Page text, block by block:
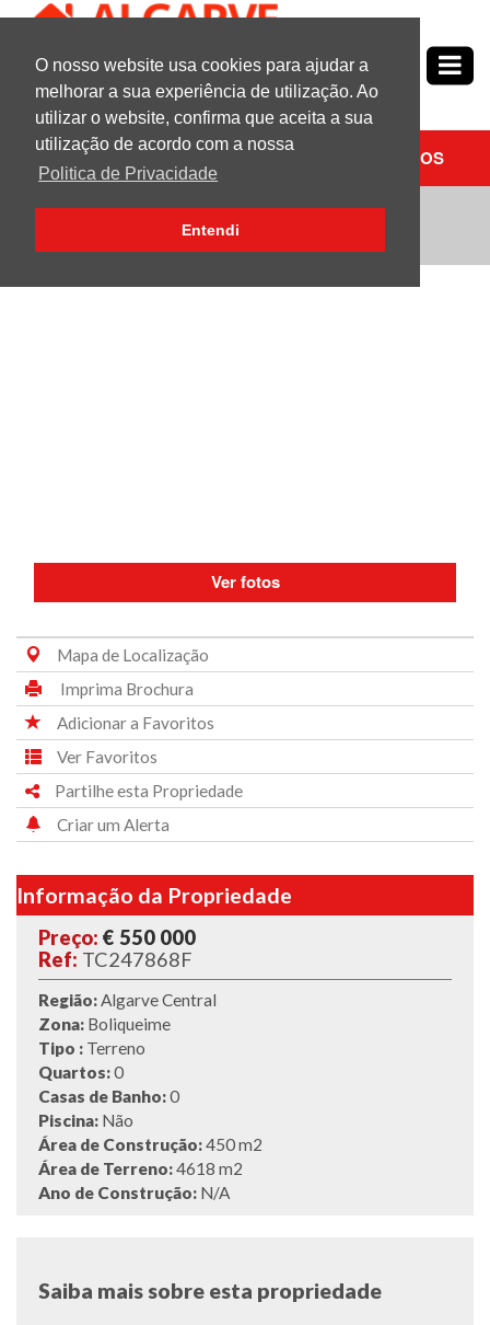
O nosso website usa cookies para ajudar a
melhorar a sua experiência de utilização. Ao
utilizar o website, confirma que aceita a sua
utilização de acordo com a nossa
Politica de Privacidade
Entendi
Nº1emPropriedades no Algarve
PESQUISAR CONTACTE-NOS
Terreno | Para Venda | Boliqueime
Ver fotos
Mapa de Localização
Imprima Brochura
Adicionar a Favoritos
Ver Favoritos
Partilhe esta Propriedade
Criar um Alerta
Informação da Propriedade
Preço: € 550 000
Ref: TC247868F
Região:Algarve Central
Zona: Boliqueime
Tipo : Terreno
Quartos:0
Casas de Banho:0
Piscina: Não
Área de Construção:450 m2
Área de Terreno:4618 m2
Ano de Construção: N/A
Saiba mais sobre esta propriedade